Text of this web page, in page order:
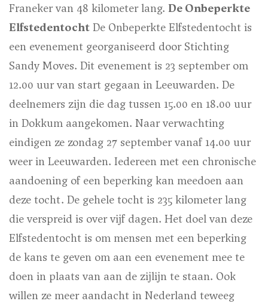
Franeker van 48 kilometer lang. De Onbeperkte
Elfstedentocht De Onbeperkte Elfstedentocht is
een evenement georganiseerd door Stichting
Sandy Moves. Dit evenement is 23 september om
12.00 uur van start gegaan in Leeuwarden. De
deelnemers zijn die dag tussen 15.00 en 18.00 uur
in Dokkum aangekomen. Naar verwachting
eindigen ze zondag 27 september vanaf 14.00 uur
weer in Leeuwarden. Iedereen met een chronische
aandoening of een beperking kan meedoen aan
deze tocht. De gehele tocht is 235 kilometer lang
die verspreid is over vijf dagen. Het doel van deze
Elfstedentocht is om mensen met een beperking
de kans te geven om aan een evenement mee te
doen in plaats van aan de zijlijn te staan. Ook
willen ze meer aandacht in Nederland teweeg